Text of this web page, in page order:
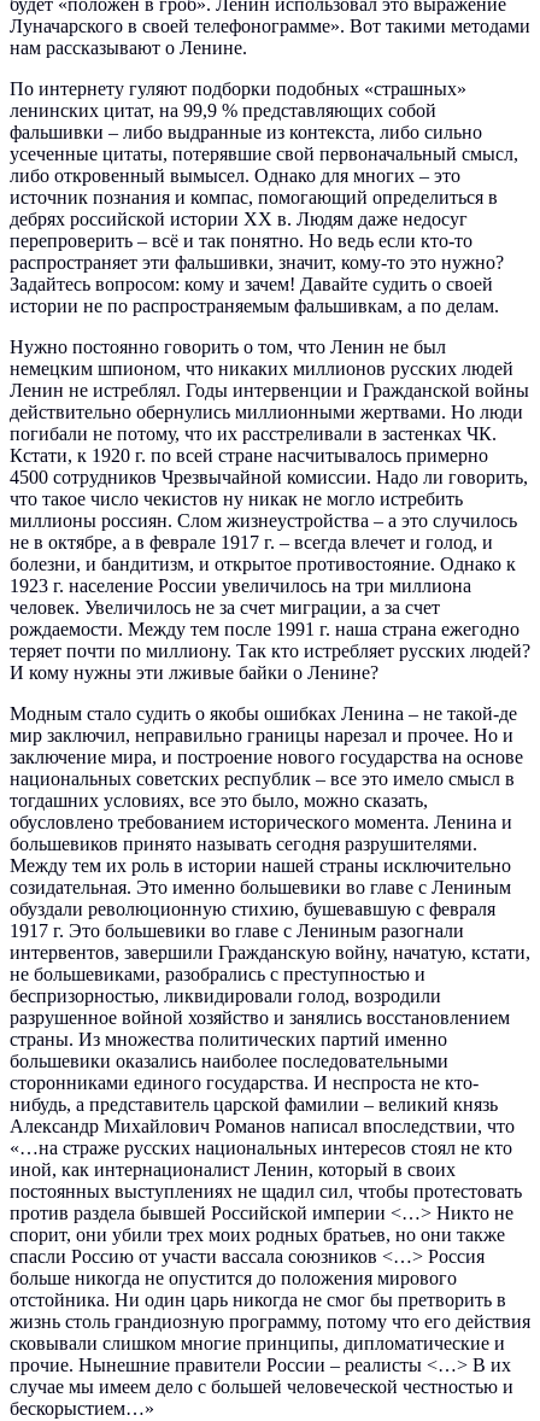
будет «положен в гроб». Ленин использовал это выражение
Луначарского в своей телефонограмме». Вот такими методами
нам рассказывают о Ленине.
По интернету гуляют подборки подобных «страшных»
ленинских цитат, на 99,9 % представляющих собой
фальшивки – либо выдранные из контекста, либо сильно
усеченные цитаты, потерявшие свой первоначальный смысл,
либо откровенный вымысел. Однако для многих – это
источник познания и компас, помогающий определиться в
дебрях российской истории XX в. Людям даже недосуг
перепроверить – всё и так понятно. Но ведь если кто-то
распространяет эти фальшивки, значит, кому-то это нужно?
Задайтесь вопросом: кому и зачем! Давайте судить о своей
истории не по распространяемым фальшивкам, а по делам.
Нужно постоянно говорить о том, что Ленин не был
немецким шпионом, что никаких миллионов русских людей
Ленин не истреблял. Годы интервенции и Гражданской войны
действительно обернулись миллионными жертвами. Но люди
погибали не потому, что их расстреливали в застенках ЧК.
Кстати, к 1920 г. по всей стране насчитывалось примерно
4500 сотрудников Чрезвычайной комиссии. Надо ли говорить,
что такое число чекистов ну никак не могло истребить
миллионы россиян. Слом жизнеустройства – а это случилось
не в октябре, а в феврале 1917 г. – всегда влечет и голод, и
болезни, и бандитизм, и открытое противостояние. Однако к
1923 г. население России увеличилось на три миллиона
человек. Увеличилось не за счет миграции, а за счет
рождаемости. Между тем после 1991 г. наша страна ежегодно
теряет почти по миллиону. Так кто истребляет русских людей?
И кому нужны эти лживые байки о Ленине?
Модным стало судить о якобы ошибках Ленина – не такой-де
мир заключил, неправильно границы нарезал и прочее. Но и
заключение мира, и построение нового государства на основе
национальных советских республик – все это имело смысл в
тогдашних условиях, все это было, можно сказать,
обусловлено требованием исторического момента. Ленина и
большевиков принято называть сегодня разрушителями.
Между тем их роль в истории нашей страны исключительно
созидательная. Это именно большевики во главе с Лениным
обуздали революционную стихию, бушевавшую с февраля
1917 г. Это большевики во главе с Лениным разогнали
интервентов, завершили Гражданскую войну, начатую, кстати,
не большевиками, разобрались с преступностью и
беспризорностью, ликвидировали голод, возродили
разрушенное войной хозяйство и занялись восстановлением
страны. Из множества политических партий именно
большевики оказались наиболее последовательными
сторонниками единого государства. И неспроста не кто-
нибудь, а представитель царской фамилии – великий князь
Александр Михайлович Романов написал впоследствии, что
«…на страже русских национальных интересов стоял не кто
иной, как интернационалист Ленин, который в своих
постоянных выступлениях не щадил сил, чтобы протестовать
против раздела бывшей Российской империи <…> Никто не
спорит, они убили трех моих родных братьев, но они также
спасли Россию от участи вассала союзников <…> Россия
больше никогда не опустится до положения мирового
отстойника. Ни один царь никогда не смог бы претворить в
жизнь столь грандиозную программу, потому что его действия
сковывали слишком многие принципы, дипломатические и
прочие. Нынешние правители России – реалисты <…> В их
случае мы имеем дело с большей человеческой честностью и
бескорыстием…»